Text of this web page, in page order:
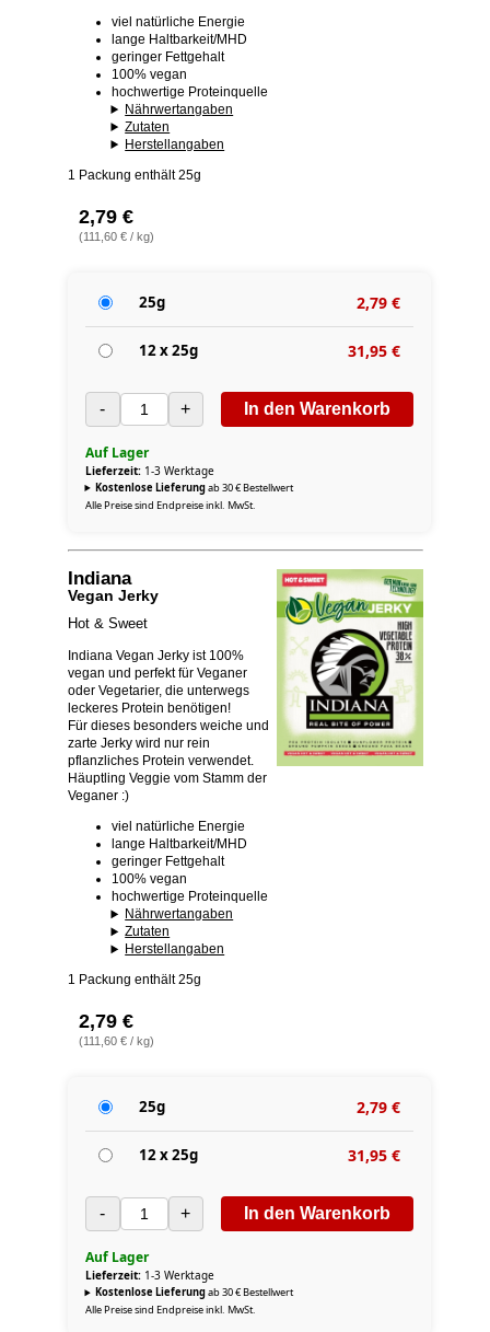
viel natürliche Energie
lange Haltbarkeit/MHD
geringer Fettgehalt
100% vegan
hochwertige Proteinquelle
Nährwertangaben
Zutaten
Herstellangaben
1 Packung enthält 25g
2,79 €
(111,60 € / kg)
25g 2,79 €
12 x 25g 31,95 €
- + In den Warenkorb
Auf Lager
Lieferzeit:1-3 Werktage
Kostenlose Lieferungab 30 € Bestellwert
Alle Preise sind Endpreise inkl. MwSt.
Indiana
Vegan Jerky
Hot & Sweet
Indiana Vegan Jerky ist 100%
vegan und perfekt für Veganer
oder Vegetarier, die unterwegs
leckeres Protein benötigen!
Für dieses besonders weiche und
zarte Jerky wird nur rein
pflanzliches Protein verwendet.
Häuptling Veggie vom Stamm der
Veganer :)
viel natürliche Energie
lange Haltbarkeit/MHD
geringer Fettgehalt
100% vegan
hochwertige Proteinquelle
Nährwertangaben
Zutaten
Herstellangaben
1 Packung enthält 25g
2,79 €
(111,60 € / kg)
25g 2,79 €
12 x 25g 31,95 €
- + In den Warenkorb
Auf Lager
Lieferzeit:1-3 Werktage
Kostenlose Lieferungab 30 € Bestellwert
Alle Preise sind Endpreise inkl. MwSt.